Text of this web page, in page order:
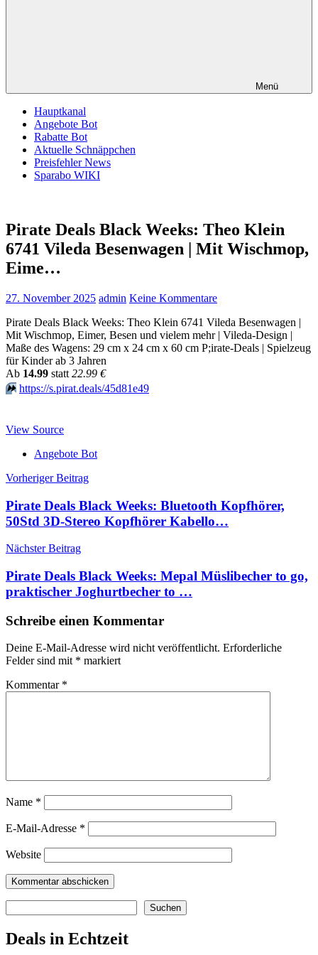
Menü
Hauptkanal
Angebote Bot
Rabatte Bot
Aktuelle Schnäppchen
Preisfehler News
Sparabo WIKI
Pirate Deals Black Weeks: Theo Klein
6741 Vileda Besenwagen | Mit Wischmop,
Eime…
27. November 2025 admin Keine Kommentare
Pirate Deals Black Weeks: Theo Klein 6741 Vileda Besenwagen |
Mit Wischmop, Eimer, Besen und vielem mehr | Vileda-Design |
Maße des Wagens: 29 cm x 24 cm x 60 cm P;irate-Deals | Spielzeug
für Kinder ab 3 Jahren
Аb 14.99 statt 22.99 €
⏩️ https://s.pirat.deals/45d81e49
View Source
Angebote Bot
Beitragsnavigation
Vorheriger Beitrag
Pirate Deals Black Weeks: Bluetooth Kopfhörer,
50Std 3D-Stereo Kopfhörer Kabello…
Nächster Beitrag
Pirate Deals Black Weeks: Mepal Müslibecher to go,
praktischer Joghurtbecher to …
Schreibe einen Kommentar
Deine E-Mail-Adresse wird nicht veröffentlicht. Erforderliche
Felder sind mit * markiert
Kommentar *
Name *
E-Mail-Adresse *
Website
Suchen
Deals in Echtzeit